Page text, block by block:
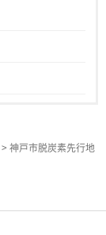
> 神戸市脱炭素先行地